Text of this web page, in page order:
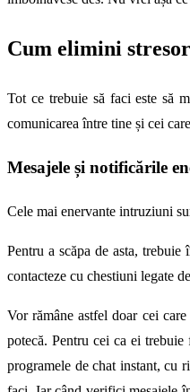
Cum elimini
Tot ce trebuie să faci este să
comunicarea între tine și cei
Mesajele și notificările
Cele mai enervante intruziuni
Pentru a scăpa de asta,
contacteze cu chestiuni legate
Vor rămâne astfel doar cei
potecă. Pentru cei ca ei
programele de chat instant, cu